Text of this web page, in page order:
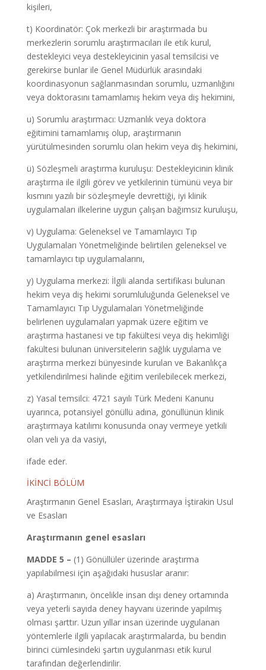
kişileri,
t) Koordinatör: Çok merkezli bir araştırmada bu
merkezlerin sorumlu araştırmacıları ile etik kurul,
destekleyici veya destekleyicinin yasal temsilcisi ve
gerekirse bunlar ile Genel Müdürlük arasındaki
koordinasyonun sağlanmasından sorumlu, uzmanlığını
veya doktorasını tamamlamış hekim veya diş hekimini,
u) Sorumlu araştırmacı: Uzmanlık veya doktora
eğitimini tamamlamış olup, araştırmanın
yürütülmesinden sorumlu olan hekim veya diş hekimini,
ü) Sözleşmeli araştırma kuruluşu: Destekleyicinin klinik
araştırma ile ilgili görev ve yetkilerinin tümünü veya bir
kısmını yazılı bir sözleşmeyle devrettiği, iyi klinik
uygulamaları ilkelerine uygun çalışan bağımsız kuruluşu,
v) Uygulama: Geleneksel ve Tamamlayıcı Tıp
Uygulamaları Yönetmeliğinde belirtilen geleneksel ve
tamamlayıcı tıp uygulamalarını,
y) Uygulama merkezi: İlgili alanda sertifikası bulunan
hekim veya diş hekimi sorumluluğunda Geleneksel ve
Tamamlayıcı Tıp Uygulamaları Yönetmeliğinde
belirlenen uygulamaları yapmak üzere eğitim ve
araştırma hastanesi ve tıp fakültesi veya diş hekimliği
fakültesi bulunan üniversitelerin sağlık uygulama ve
araştırma merkezi bünyesinde kurulan ve Bakanlıkça
yetkilendirilmesi halinde eğitim verilebilecek merkezi,
z) Yasal temsilci: 4721 sayılı Türk Medeni Kanunu
uyarınca, potansiyel gönüllü adına, gönüllünün klinik
araştırmaya katılımı konusunda onay vermeye yetkili
olan veli ya da vasiyi,
ifade eder.
İKİNCİ BÖLÜM
Araştırmanın Genel Esasları, Araştırmaya İştirakin Usul
ve Esasları
Araştırmanın genel esasları
MADDE 5 – (1) Gönüllüler üzerinde araştırma
yapılabilmesi için aşağıdaki hususlar aranır:
a) Araştırmanın, öncelikle insan dışı deney ortamında
veya yeterli sayıda deney hayvanı üzerinde yapılmış
olması şarttır. Uzun yıllar insan üzerinde uygulanan
yöntemlerle ilgili yapılacak araştırmalarda, bu bendin
birinci cümlesindeki şartın uygulanması etik kurul
tarafından değerlendirilir.